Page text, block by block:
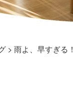
> 雨よ、早すぎる！